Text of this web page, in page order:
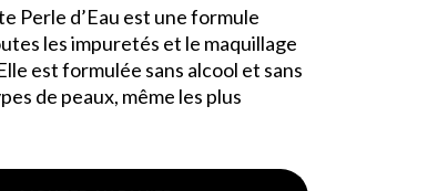
Perle d’Eau est une formule
les impuretés et le maquillage
est formulée sans alcool et sans
de peaux, même les plus